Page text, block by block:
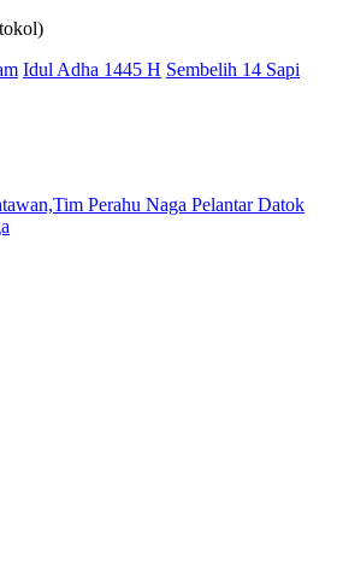
Idul Adha 1445 H Sembelih 14 Sapi
Perahu Naga Pelantar Datok